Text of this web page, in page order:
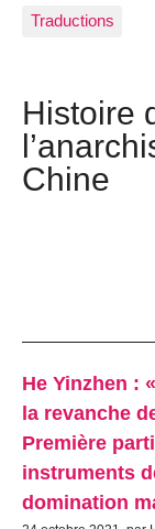
Traductions
Histoire
Chine
He Yinzhen :
la revanche
Première
instruments
domination